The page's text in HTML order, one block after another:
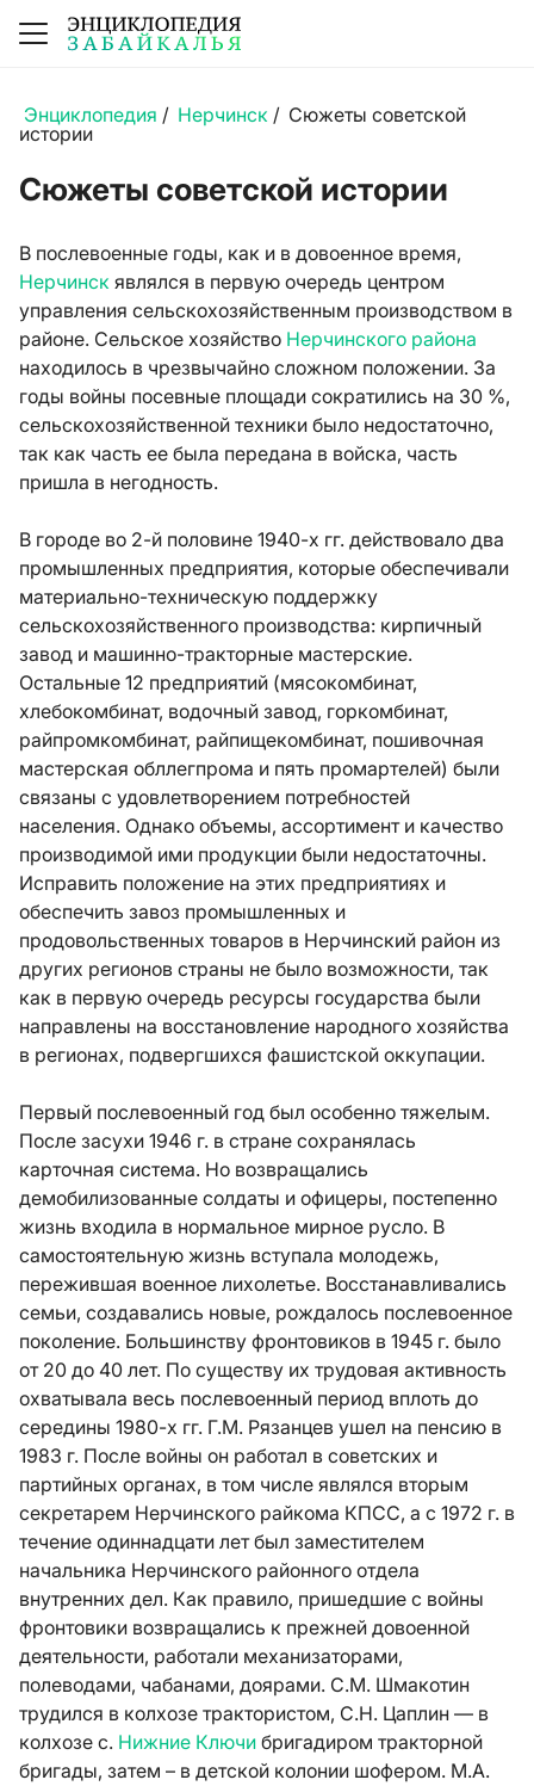
Энциклопедия / Нерчинск / Сюжеты советской
истории
Сюжеты советской истории
В послевоенные годы, как и в довоенное время,
Нерчинск являлся в первую очередь центром
управления сельскохозяйственным производством в
районе. Сельское хозяйство Нерчинского района
находилось в чрезвычайно сложном положении. За
годы войны посевные площади сократились на 30 %,
сельскохозяйственной техники было недостаточно,
так как часть ее была передана в войска, часть
пришла в негодность.
В городе во 2-й половине 1940-х гг. действовало два
промышленных предприятия, которые обеспечивали
материально-техническую поддержку
сельскохозяйственного производства: кирпичный
завод и машинно-тракторные мастерские.
Остальные 12 предприятий (мясокомбинат,
хлебокомбинат, водочный завод, горкомбинат,
райпромкомбинат, райпищекомбинат, пошивочная
мастерская обллегпрома и пять промартелей) были
связаны с удовлетворением потребностей
населения. Однако объемы, ассортимент и качество
производимой ими продукции были недостаточны.
Исправить положение на этих предприятиях и
обеспечить завоз промышленных и
продовольственных товаров в Нерчинский район из
других регионов страны не было возможности, так
как в первую очередь ресурсы государства были
направлены на восстановление народного хозяйства
в регионах, подвергшихся фашистской оккупации.
Первый послевоенный год был особенно тяжелым.
После засухи 1946 г. в стране сохранялась
карточная система. Но возвращались
демобилизованные солдаты и офицеры, постепенно
жизнь входила в нормальное мирное русло. В
самостоятельную жизнь вступала молодежь,
пережившая военное лихолетье. Восстанавливались
семьи, создавались новые, рождалось послевоенное
поколение. Большинству фронтовиков в 1945 г. было
от 20 до 40 лет. По существу их трудовая активность
охватывала весь послевоенный период вплоть до
середины 1980-х гг. Г.М. Рязанцев ушел на пенсию в
1983 г. После войны он работал в советских и
партийных органах, в том числе являлся вторым
секретарем Нерчинского райкома КПСС, а с 1972 г. в
течение одиннадцати лет был заместителем
начальника Нерчинского районного отдела
внутренних дел. Как правило, пришедшие с войны
фронтовики возвращались к прежней довоенной
деятельности, работали механизаторами,
полеводами, чабанами, доярами. С.М. Шмакотин
трудился в колхозе трактористом, С.Н. Цаплин — в
колхозе с. Нижние Ключи бригадиром тракторной
бригады, затем – в детской колонии шофером. М.А.